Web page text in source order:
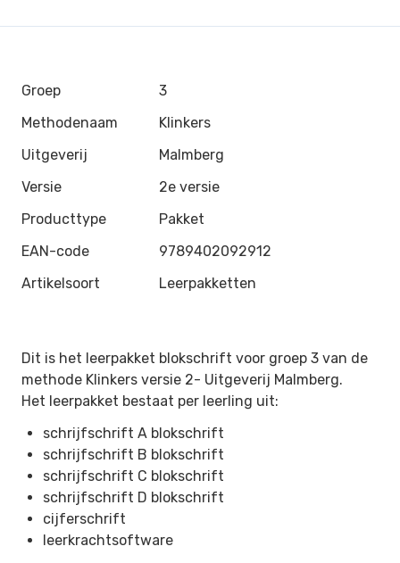
Groep
3
Methodenaam
Klinkers
Uitgeverij
Malmberg
Versie
2e versie
Producttype
Pakket
EAN-code
9789402092912
Artikelsoort
Leerpakketten
Dit is het leerpakket blokschrift voor groep 3 van de
methode Klinkers versie 2- Uitgeverij Malmberg.
Het leerpakket bestaat per leerling uit:
schrijfschrift A blokschrift
schrijfschrift B blokschrift
schrijfschrift C blokschrift
schrijfschrift D blokschrift
cijferschrift
leerkrachtsoftware